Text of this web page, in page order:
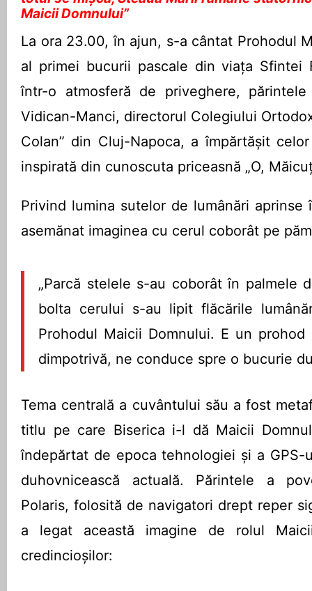
Maicii Domnului”
La ora 23.00, în ajun, s-a cântat Prohodul
al primei bucurii pascale din viața
într-o atmosferă de priveghere,
Vidican-Manci, directorul Colegiului
Colan” din Cluj-Napoca, a împărtășit
inspirată din cunoscuta priceasnă „O,
Privind lumina sutelor de lumânări
asemănat imaginea cu cerul coborât pe
„Parcă stelele s-au coborât în palmele
bolta cerului s-au lipit flăcările
Prohodul Maicii Domnului. E un
dimpotrivă, ne conduce spre o bucurie
Tema centrală a cuvântului său a fost
titlu pe care Biserica i-l dă Maicii
îndepărtat de epoca tehnologiei și a GPS-
duhovnicească actuală. Părintele a
Polaris, folosită de navigatori drept reper
a legat această imagine de rolul
credincioșilor: